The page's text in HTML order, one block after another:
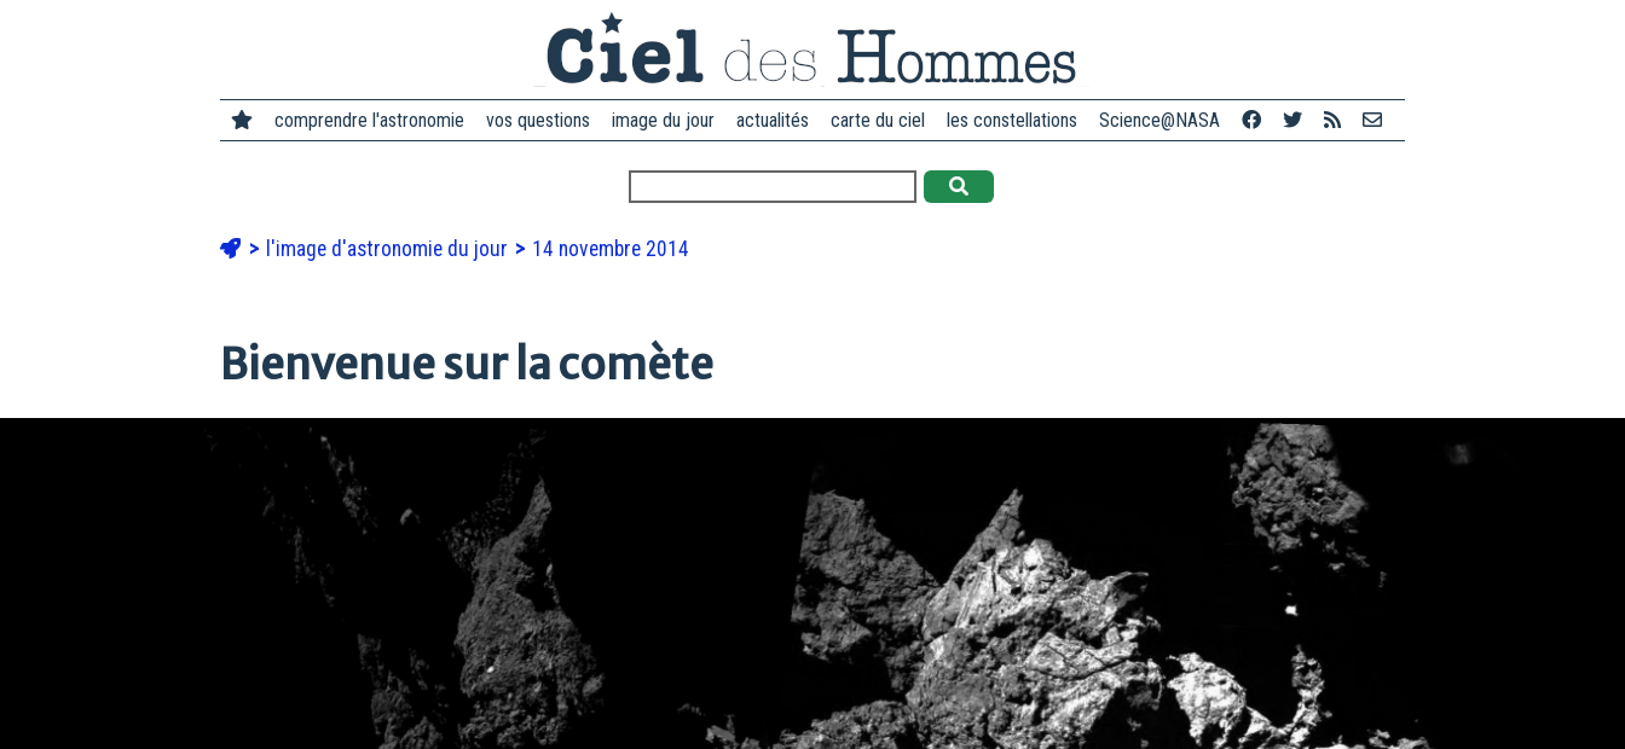
comprendre l'astronomie vos questions image du jour actualités carte du ciel les constellations Science@NASA
l'image d'astronomie du jour 14 novembre 2014
Bienvenue sur la comète